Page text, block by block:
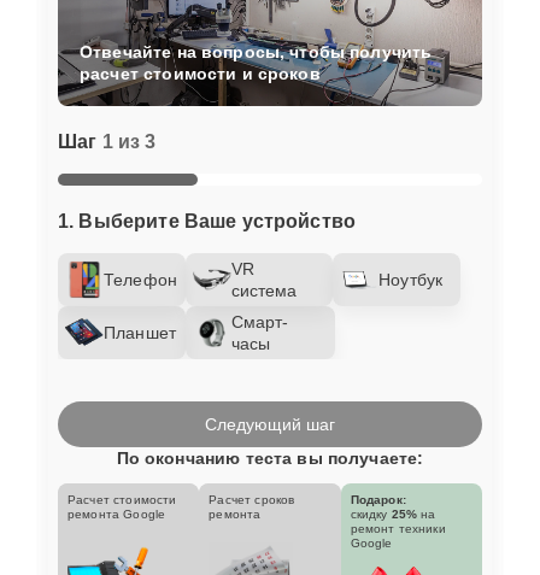
Шаг 1 из 3
1. Выберите Ваше устройство
Телефон
VR
система
Ноутбук
Планшет
Смарт-
часы
Отвечайте на вопросы, чтобы получить
расчет стоимости и сроков
Следующий шаг
По окончанию теста вы получаете:
Расчет стоимости
ремонта Google
Расчет сроков
ремонта
Подарок:
скидку 25% на
ремонт техники
Google